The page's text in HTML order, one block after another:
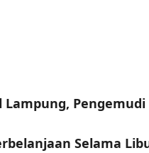
Lampung,
Selama